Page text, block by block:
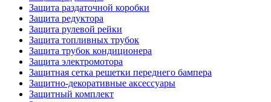
Защита раздаточной коробки
Защита редуктора
Защита рулевой рейки
Защита топливных трубок
Защита трубок кондиционера
Защита электромотора
Защитная сетка решетки переднего бампера
Защитно-декоративные аксессуары
Защитный комплект